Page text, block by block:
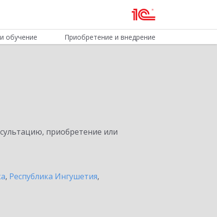
обучение Приобретение и внедрение
приобретение или
, Республика Ингушетия,